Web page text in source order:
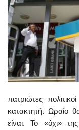
πατριώτες
κατακτητή. Ωραίο
είναι. Το «όχι»